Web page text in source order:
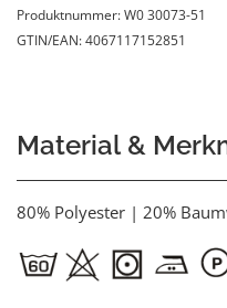
Produktnummer:W0 30073-51
GTIN/EAN:4067117152851
Material &
80% Polyester | 20%